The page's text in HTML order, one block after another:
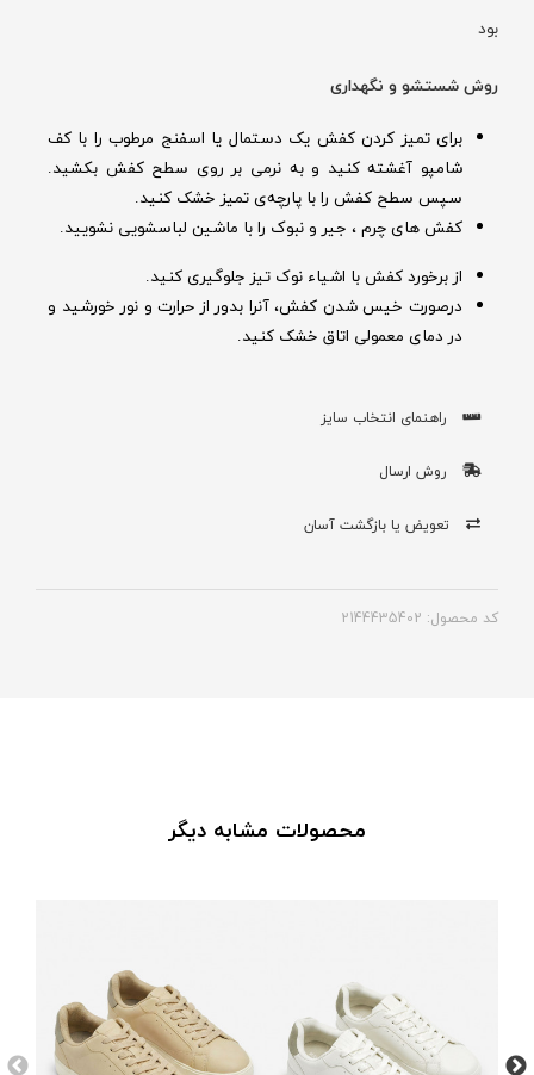
بود
روش شستشو و نگهداری
برای تمیز کردن کفش یک دستمال یا اسفنج مرطوب را با کف
شامپو آغشته کنید و به نرمی بر روی سطح کفش بکشید.
سپس سطح کفش را با پارچه‌ی تمیز خشک کنید.
کفش های چرم ، جیر و نبوک را با ماشین لباسشویی نشویید.
از برخورد کفش با اشیاء نوک تیز جلوگیری کنید.
درصورت خیس شدن کفش‌، آنرا بدور از حرارت و نور خورشید و
در دمای معمولی اتاق خشک کنید.
راهنمای انتخاب سایز
روش ارسال
تعویض یا بازگشت آسان
کد محصول: 2144435402
محصولات مشابه دیگر